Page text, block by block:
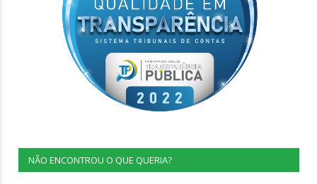
NÃO ENCONTROU O QUE QUERIA?